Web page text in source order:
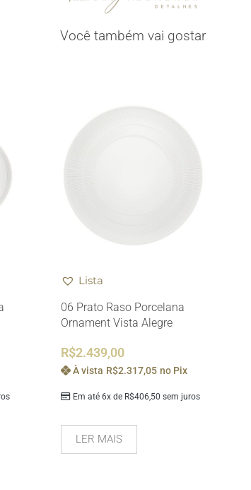
Você também vai gostar
Lista
06 Prato Raso Porcelana
Ornament Vista Alegre
R$2.439,00
Em até 6x de R$406,50 sem juros
À vista R$2.317,05 no Pix
LER MAIS